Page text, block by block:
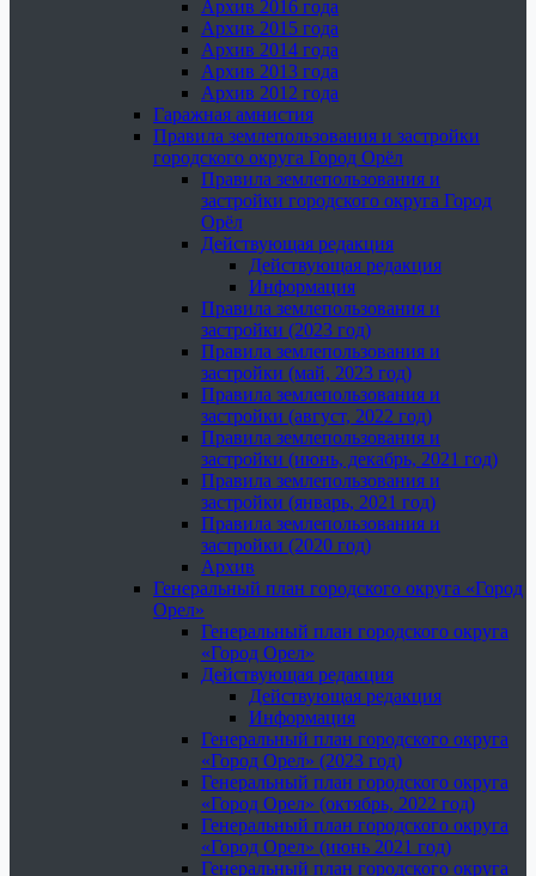
Архив 2016 года
Архив 2015 года
Архив 2014 года
Архив 2013 года
Архив 2012 года
Гаражная амнистия
Правила землепользования и застройки
городского округа Город Орёл
Правила землепользования и
застройки городского округа Город
Орёл
Действующая редакция
Действующая редакция
Информация
Правила землепользования и
застройки (2023 год)
Правила землепользования и
застройки (май, 2023 год)
Правила землепользования и
застройки (август, 2022 год)
Правила землепользования и
застройки (июнь, декабрь, 2021 год)
Правила землепользования и
застройки (январь, 2021 год)
Правила землепользования и
застройки (2020 год)
Архив
Генеральный план городского округа «Город
Орел»
Генеральный план городского округа
«Город Орел»
Действующая редакция
Действующая редакция
Информация
Генеральный план городского округа
«Город Орел» (2023 год)
Генеральный план городского округа
«Город Орел» (октябрь, 2022 год)
Генеральный план городского округа
«Город Орел» (июнь 2021 год)
Генеральный план городского округа